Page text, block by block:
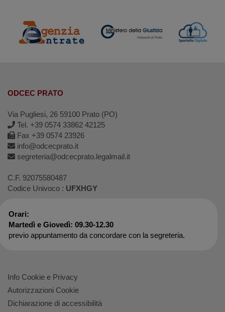
ODCEC PRATO
Via Pugliesi, 26 59100 Prato (PO)
Tel. +39 0574 33862 42125
Fax +39 0574 23926
info@odcecprato.it
segreteria@odcecprato.legalmail.it
C.F. 92075580487
Codice Univoco : UFXHGY
Orari:
Martedì e Giovedì: 09.30-12.30
previo appuntamento da concordare con la segreteria.
Info Cookie e Privacy
Autorizzazioni Cookie
Dichiarazione di accessibilità